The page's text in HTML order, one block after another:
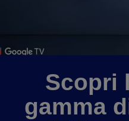
Scopri
gamma